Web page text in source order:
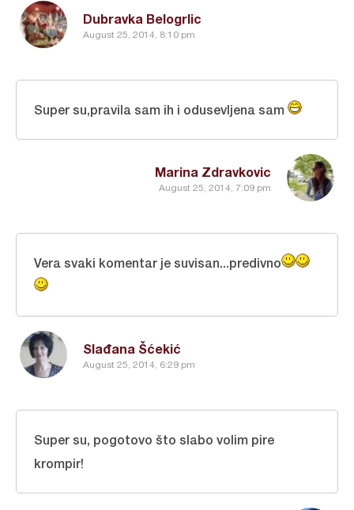
Dubravka Belogrlic
August 25, 2014, 8:10 pm
Marina Zdravkovic
August 25, 2014, 7:09 pm
Super su,pravila sam ih i odusevljena sam
Slađana Šćekić
August 25, 2014, 6:29 pm
Vera svaki komentar je suvisan...predivno
Super su, pogotovo što slabo volim pire
krompir!